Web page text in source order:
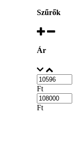
Szűrők
Ár
Ft
Ft